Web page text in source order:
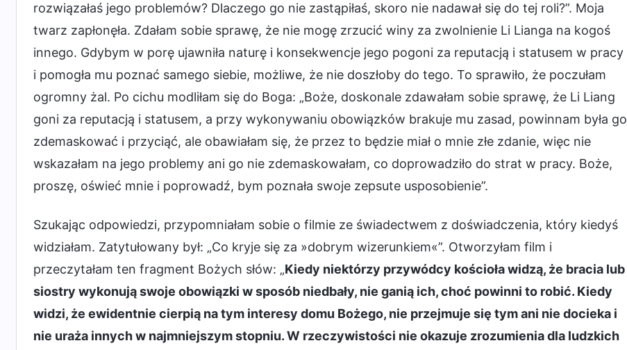
rozwiązałaś jego problemów? Dlaczego go nie zastąpiłaś, skoro nie nadawał się do tej roli?”. Moja
twarz zapłonęła. Zdałam sobie sprawę, że nie mogę zrzucić winy za zwolnienie Li Lianga na kogoś
innego. Gdybym w porę ujawniła naturę i konsekwencje jego pogoni za reputacją i statusem w pracy
i pomogła mu poznać samego siebie, możliwe, że nie doszłoby do tego. To sprawiło, że poczułam
ogromny żal. Po cichu modliłam się do Boga: „Boże, doskonale zdawałam sobie sprawę, że Li Liang
goni za reputacją i statusem, a przy wykonywaniu obowiązków brakuje mu zasad, powinnam była go
zdemaskować i przyciąć, ale obawiałam się, że przez to będzie miał o mnie złe zdanie, więc nie
wskazałam na jego problemy ani go nie zdemaskowałam, co doprowadziło do strat w pracy. Boże,
proszę, oświeć mnie i poprowadź, bym poznała swoje zepsute usposobienie”.
Szukając odpowiedzi, przypomniałam sobie o filmie ze świadectwem z doświadczenia, który kiedyś
widziałam. Zatytułowany był: „Co kryje się za »dobrym wizerunkiem«”. Otworzyłam film i
przeczytałam ten fragment Bożych słów: „Kiedy niektórzy przywódcy kościoła widzą, że bracia lub
siostry wykonują swoje obowiązki w sposób niedbały, nie ganią ich, choć powinni to robić. Kiedy
widzi, że ewidentnie cierpią na tym interesy domu Bożego, nie przejmuje się tym ani nie docieka i
nie uraża innych w najmniejszym stopniu. W rzeczywistości nie okazuje zrozumienia dla ludzkich